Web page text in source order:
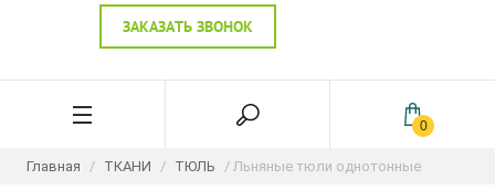
ЗАКАЗАТЬ ЗВОНОК
0
Главная / ТКАНИ / ТЮЛЬ / Льняные тюли однотонные